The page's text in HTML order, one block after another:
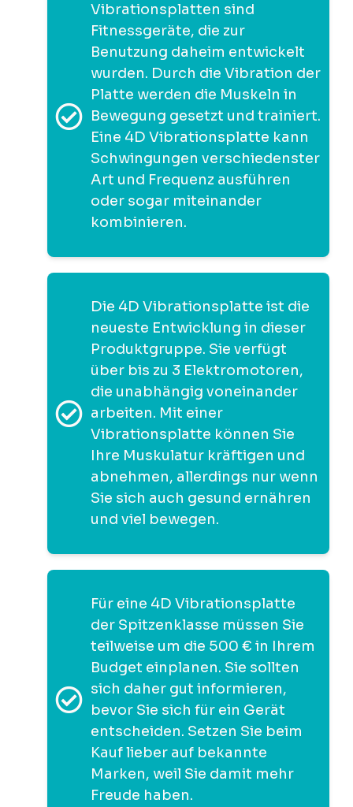
Vibrationsplatten sind
Fitnessgeräte, die zur
Benutzung daheim entwickelt
wurden. Durch die Vibration der
Platte werden die Muskeln in
Bewegung gesetzt und trainiert.
Eine 4D Vibrationsplatte kann
Schwingungen verschiedenster
Art und Frequenz ausführen
oder sogar miteinander
kombinieren.
Die 4D Vibrationsplatte ist die
neueste Entwicklung in dieser
Produktgruppe. Sie verfügt
über bis zu 3 Elektromotoren,
die unabhängig voneinander
arbeiten. Mit einer
Vibrationsplatte können Sie
Ihre Muskulatur kräftigen und
abnehmen, allerdings nur wenn
Sie sich auch gesund ernähren
und viel bewegen.
Für eine 4D Vibrationsplatte
der Spitzenklasse müssen Sie
teilweise um die 500 € in Ihrem
Budget einplanen. Sie sollten
sich daher gut informieren,
bevor Sie sich für ein Gerät
entscheiden. Setzen Sie beim
Kauf lieber auf bekannte
Marken, weil Sie damit mehr
Freude haben.